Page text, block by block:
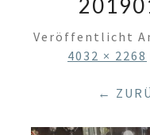
Veröffentlicht
4032 × 2268
←